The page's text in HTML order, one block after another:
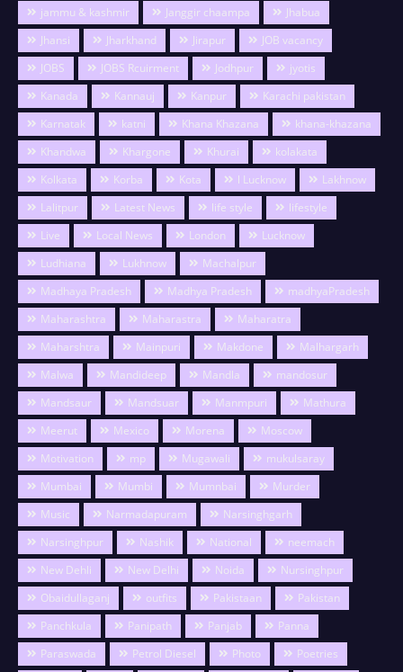
jammu & kashmir
Janggir chaampa
Jhabua
Jhansi
Jharkhand Jirapur
JOB vacancy
JOBS
JOBS Rcuirment Jodhpur
jyotis
Kanada
Kannauj Kanpur
Karachi pakistan
Karnatak
katni Khana Khazana
khana-khazana
Khandwa
Khargone Khurai
kolakata
Kolkata
Korba Kota l Lucknow
Lakhnow
Lalitpur
Latest News life style
lifestyle
Live
Local News London
Lucknow
Ludhiana
Lukhnow
Machalpur
Madhaya Pradesh
Madhya Pradesh
madhyaPradesh
Maharashtra
Maharastra
Maharatra
Maharshtra
Mainpuri Makdone
Malhargarh
Malwa
Mandideep Mandla
mandosur
Mandsaur
Mandsuar Manmpuri
Mathura
Meerut
Mexico Morena
Moscow
Motivation
mp Mugawali
mukulsaray
Mumbai
Mumbi Mumnbai
Murder
Music
Narmadapuram
Narsinghgarh
Narsinghpur
Nashik National
neemach
New Dehli
New Delhi Noida
Nursinghpur
Obaidullaganj
outfits Pakistaan
Pakistan
Panchkula
Panipath Panjab
Panna
Paraswada
Petrol Diesel Photo
Poetries